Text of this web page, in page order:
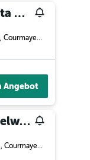
Gran Baita Hotel & Wellness
Strada Larzey 2, Courmayeur, Aosta, Italien
Angebot
Hotel Edelweiss
Via Marconi, 42, Courmayeur, Aosta, Italien